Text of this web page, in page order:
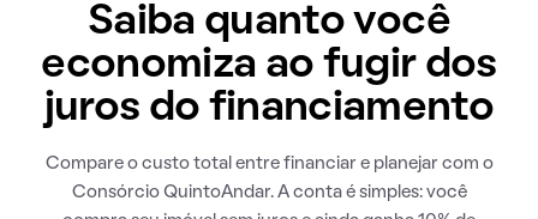
Saiba quanto você
economiza ao fugir dos
juros do financiamento
Compare o custo total entre financiar e planejar com o
Consórcio QuintoAndar. A conta é simples: você